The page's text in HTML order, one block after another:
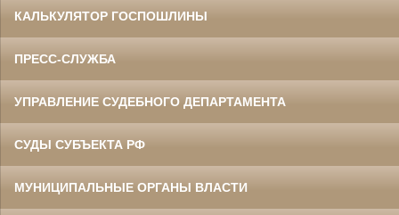
КАЛЬКУЛЯТОР ГОСПОШЛИНЫ
ПРЕСС-СЛУЖБА
УПРАВЛЕНИЕ СУДЕБНОГО ДЕПАРТАМЕНТА
СУДЫ СУБЪЕКТА РФ
МУНИЦИПАЛЬНЫЕ ОРГАНЫ ВЛАСТИ